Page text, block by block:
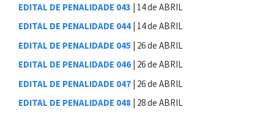
EDITAL DE PENALIDADE 043 | 14 de ABRIL
EDITAL DE PENALIDADE 044 | 14 de ABRIL
EDITAL DE PENALIDADE 045 | 26 de ABRIL
EDITAL DE PENALIDADE 046 | 26 de ABRIL
EDITAL DE PENALIDADE 047 | 26 de ABRIL
EDITAL DE PENALIDADE 048 | 28 de ABRIL